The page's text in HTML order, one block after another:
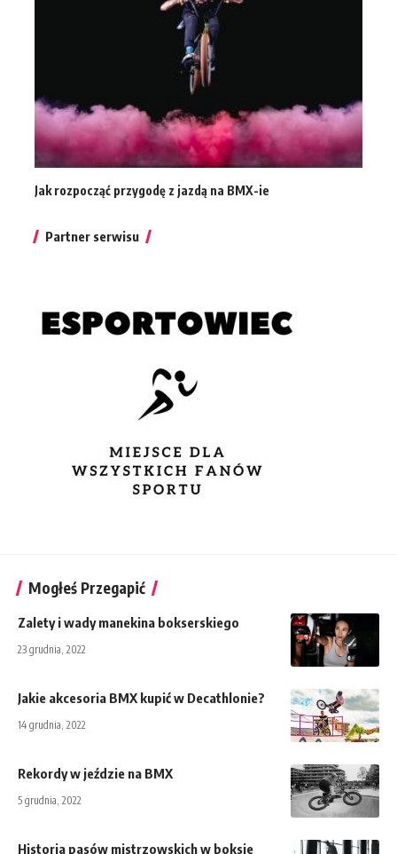
Jak rozpocząć przygodę z jazdą na BMX-ie
Partner serwisu
Mogłeś Przegapić
Zalety i wady manekina bokserskiego
23 grudnia, 2022
Jakie akcesoria BMX kupić w Decathlonie?
14 grudnia, 2022
Rekordy w jeździe na BMX
5 grudnia, 2022
Historia pasów mistrzowskich w boksie